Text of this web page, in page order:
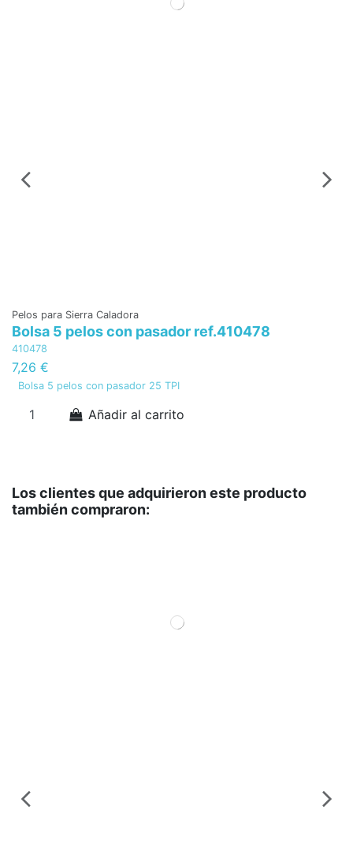
Pelos para Sierra Caladora
Bolsa 5 pelos con pasador ref.410478
410478
7,26 €
Bolsa 5 pelos con pasador 25 TPI
Añadir al carrito
Los clientes que adquirieron este producto
también compraron: